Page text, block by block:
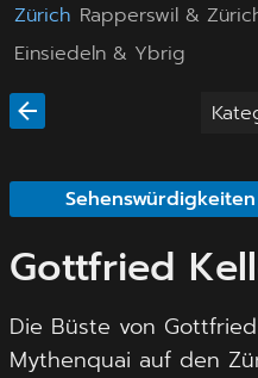
Zürich Rapperswil &
Einsiedeln & Ybrig
Sehenswürdigkeiten
Gottfried
Die Büste von
Mythenquai auf den